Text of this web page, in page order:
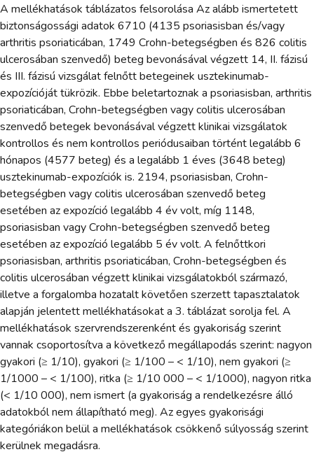
A mellékhatások táblázatos felsorolása Az alább ismertetett
biztonságossági adatok 6710 (4135 psoriasisban és/vagy
arthritis psoriaticában, 1749 Crohn-betegségben és 826 colitis
ulcerosában szenvedő) beteg bevonásával végzett 14, II. fázisú
és III. fázisú vizsgálat felnőtt betegeinek usztekinumab-
expozícióját tükrözik. Ebbe beletartoznak a psoriasisban, arthritis
psoriaticában, Crohn-betegségben vagy colitis ulcerosában
szenvedő betegek bevonásával végzett klinikai vizsgálatok
kontrollos és nem kontrollos periódusaiban történt legalább 6
hónapos (4577 beteg) és a legalább 1 éves (3648 beteg)
usztekinumab-expozíciók is. 2194, psoriasisban, Crohn-
betegségben vagy colitis ulcerosában szenvedő beteg
esetében az expozíció legalább 4 év volt, míg 1148,
psoriasisban vagy Crohn-betegségben szenvedő beteg
esetében az expozíció legalább 5 év volt. A felnőttkori
psoriasisban, arthritis psoriaticában, Crohn-betegségben és
colitis ulcerosában végzett klinikai vizsgálatokból származó,
illetve a forgalomba hozatalt követően szerzett tapasztalatok
alapján jelentett mellékhatásokat a 3. táblázat sorolja fel. A
mellékhatások szervrendszerenként és gyakoriság szerint
vannak csoportosítva a következő megállapodás szerint: nagyon
gyakori (≥ 1/10), gyakori (≥ 1/100 – < 1/10), nem gyakori (≥
1/1000 – < 1/100), ritka (≥ 1/10 000 – < 1/1000), nagyon ritka
(< 1/10 000), nem ismert (a gyakoriság a rendelkezésre álló
adatokból nem állapítható meg). Az egyes gyakorisági
kategóriákon belül a mellékhatások csökkenő súlyosság szerint
kerülnek megadásra.